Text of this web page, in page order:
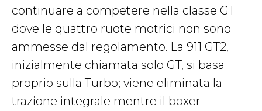
continuare a competere nella classe GT
dove le quattro ruote motrici non sono
ammesse dal regolamento. La 911 GT2,
inizialmente chiamata solo GT, si basa
proprio sulla Turbo; viene eliminata la
trazione integrale mentre il boxer